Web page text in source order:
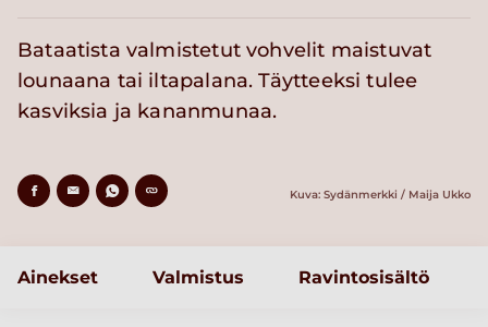
Bataatista valmistetut vohvelit maistuvat
lounaana tai iltapalana. Täytteeksi tulee
kasviksia ja kananmunaa.
Kuva: Sydänmerkki / Maija Ukko
Ainekset Valmistus Ravintosisältö